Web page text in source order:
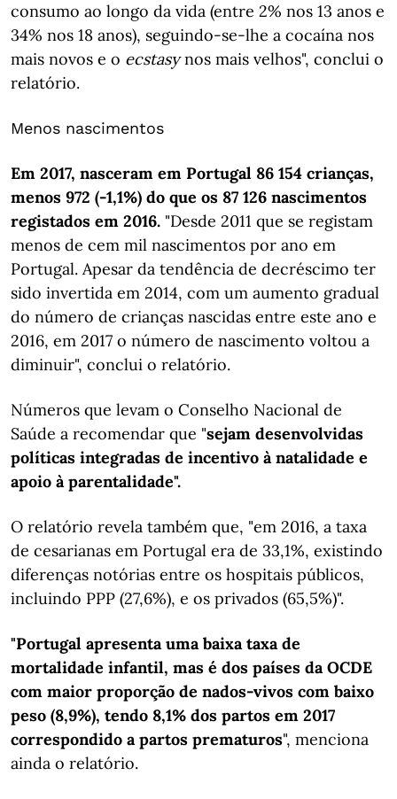
consumo ao longo da vida (entre 2% nos 13 anos e
34% nos 18 anos), seguindo-se-lhe a cocaína nos
mais novos e o ecstasynos mais velhos", conclui o
relatório.
Menos nascimentos
Em 2017, nasceram em Portugal 86 154 crianças,
menos 972 (-1,1%) do que os 87 126 nascimentos
registados em 2016. "Desde 2011 que se registam
menos de cem mil nascimentos por ano em
Portugal. Apesar da tendência de decréscimo ter
sido invertida em 2014, com um aumento gradual
do número de crianças nascidas entre este ano e
2016, em 2017 o número de nascimento voltou a
diminuir", conclui o relatório.
Números que levam o Conselho Nacional de
Saúde a recomendar que "sejam desenvolvidas
políticas integradas de incentivo à natalidade e
apoio à parentalidade".
O relatório revela também que, "em 2016, a taxa
de cesarianas em Portugal era de 33,1%, existindo
diferenças notórias entre os hospitais públicos,
incluindo PPP (27,6%), e os privados (65,5%)".
"Portugal apresenta uma baixa taxa de
mortalidade infantil, mas é dos países da OCDE
com maior proporção de nados-vivos com baixo
peso (8,9%), tendo 8,1% dos partos em 2017
correspondido a partos prematuros", menciona
ainda o relatório.